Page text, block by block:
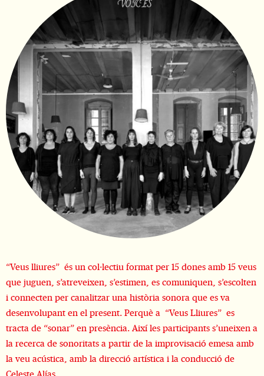
“Veus lliures” és un col·lectiu format per 15 dones amb 15 veus
que juguen, s’atreveixen, s’estimen, es comuniquen, s’escolten
i connecten per canalitzar una història sonora que es va
desenvolupant en el present. Perquè a “Veus Lliures” es
tracta de “sonar” en presència. Així les participants s’uneixen a
la recerca de sonoritats a partir de la improvisació emesa amb
la veu acústica, amb la direcció artística i la conducció de